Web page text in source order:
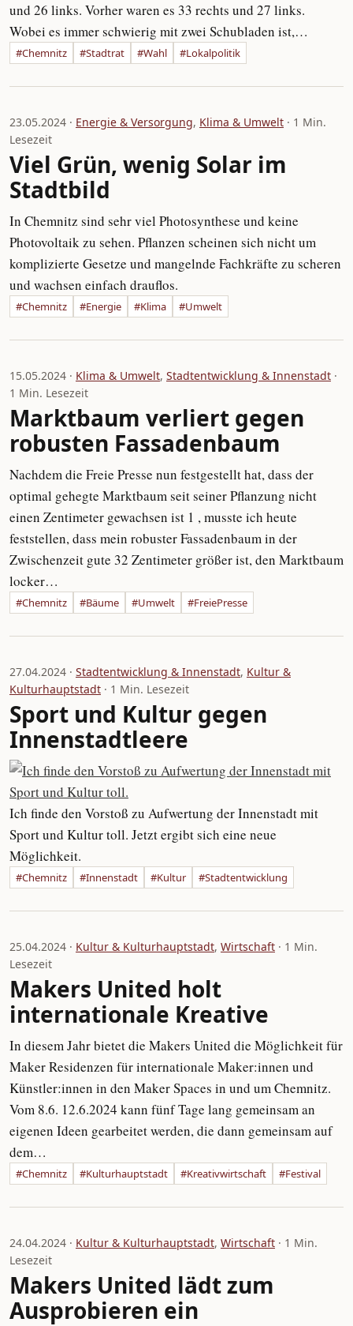
und 26 links. Vorher waren es 33 rechts und 27 links.
Wobei es immer schwierig mit zwei Schubladen ist,…
#Chemnitz #Stadtrat #Wahl #Lokalpolitik
23.05.2024 · Energie & Versorgung, Klima & Umwelt · 1 Min.
Lesezeit
Viel Grün, wenig Solar im
Stadtbild
In Chemnitz sind sehr viel Photosynthese und keine
Photovoltaik zu sehen. Pflanzen scheinen sich nicht um
komplizierte Gesetze und mangelnde Fachkräfte zu scheren
und wachsen einfach drauflos.
#Chemnitz #Energie #Klima #Umwelt
15.05.2024 · Klima & Umwelt, Stadtentwicklung & Innenstadt ·
1 Min. Lesezeit
Marktbaum verliert gegen
robusten Fassadenbaum
Nachdem die Freie Presse nun festgestellt hat, dass der
optimal gehegte Marktbaum seit seiner Pflanzung nicht
einen Zentimeter gewachsen ist 1 , musste ich heute
feststellen, dass mein robuster Fassadenbaum in der
Zwischenzeit gute 32 Zentimeter größer ist, den Marktbaum
locker…
#Chemnitz #Bäume #Umwelt #FreiePresse
27.04.2024 · Stadtentwicklung & Innenstadt, Kultur &
Kulturhauptstadt · 1 Min. Lesezeit
Sport und Kultur gegen
Innenstadtleere
Ich finde den Vorstoß zu Aufwertung der Innenstadt mit
Sport und Kultur toll. Jetzt ergibt sich eine neue
Möglichkeit.
#Chemnitz #Innenstadt #Kultur #Stadtentwicklung
25.04.2024 · Kultur & Kulturhauptstadt, Wirtschaft · 1 Min.
Lesezeit
Makers United holt
internationale Kreative
In diesem Jahr bietet die Makers United die Möglichkeit für
Maker Residenzen für internationale Maker:innen und
Künstler:innen in den Maker Spaces in und um Chemnitz.
Vom 8.6. 12.6.2024 kann fünf Tage lang gemeinsam an
eigenen Ideen gearbeitet werden, die dann gemeinsam auf
dem…
#Chemnitz #Kulturhauptstadt #Kreativwirtschaft #Festival
24.04.2024 · Kultur & Kulturhauptstadt, Wirtschaft · 1 Min.
Lesezeit
Makers United lädt zum
Ausprobieren ein